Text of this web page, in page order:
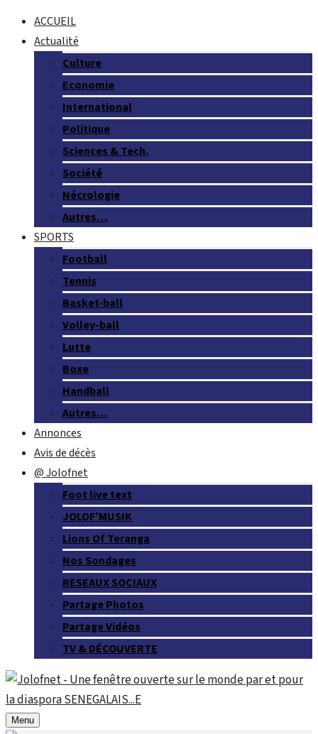
ACCUEIL
Actualité
Culture
Economie
International
Politique
Sciences & Tech.
Société
Nécrologie
Autres…
SPORTS
Football
Tennis
Basket-ball
Volley-ball
Lutte
Boxe
Handball
Autres…
Annonces
Avis de décès
@ Jolofnet
Foot live text
JOLOF’MUSIK
Lions Of Teranga
Nos Sondages
RESEAUX SOCIAUX
Partage Photos
Partage Vidéos
TV & DÉCOUVERTE
Menu